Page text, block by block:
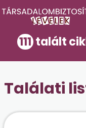
111talált
Találati